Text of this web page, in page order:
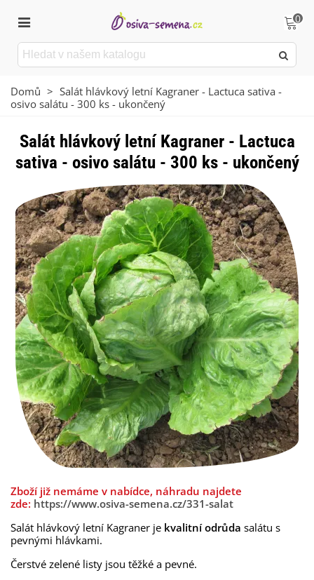
0
Domů > Salát hlávkový letní Kagraner - Lactuca sativa -
osivo salátu - 300 ks - ukončený
Salát hlávkový letní Kagraner - Lactuca
sativa - osivo salátu - 300 ks - ukončený
Zboží již nemáme v nabídce, náhradu najdete
zde: https://www.osiva-semena.cz/331-salat
Salát hlávkový letní Kagraner je kvalitní odrůda salátu s
pevnými hlávkami.
Čerstvé zelené listy jsou těžké a pevné.